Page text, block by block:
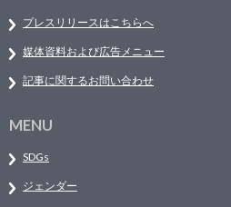
プレスリリースはこちらへ
媒体資料および広告メニュー
記事に関するお問い合わせ
MENU
SDGs
ジェンダー